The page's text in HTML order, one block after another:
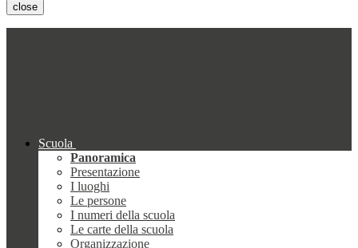
close
Scuola
Panoramica
Presentazione
I luoghi
Le persone
I numeri della scuola
Le carte della scuola
Organizzazione